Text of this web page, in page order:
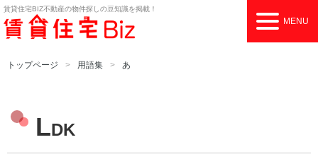
賃貸住宅BIZ不動産の物件探しの豆知識を掲載！
MENU
トップページ 用語集 あ
LDK